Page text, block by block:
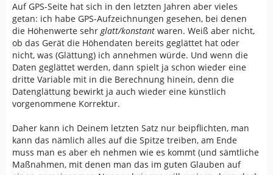
Auf GPS-Seite hat sich in den letzten Jahren aber vieles
getan: ich habe GPS-Aufzeichnungen gesehen, bei denen
die Höhenwerte sehrglatt/konstant waren. Weiß aber nicht,
ob das Gerät die Höhendaten bereits geglättet hat oder
nicht, was (Glättung) ich annehmen würde. Und wenn die
Daten geglättet werden, dann spielt ja schon wieder eine
dritte Variable mit in die Berechnung hinein, denn die
Datenglättung bewirkt ja auch wieder eine künstlich
vorgenommene Korrektur.
Daher kann ich Deinem letzten Satz nur beipflichten, man
kann das nämlich alles auf die Spitze treiben, am Ende
muss man es aber eh nehmen wie es kommt (und sämtliche
Maßnahmen, mit denen man das im guten Glauben auf